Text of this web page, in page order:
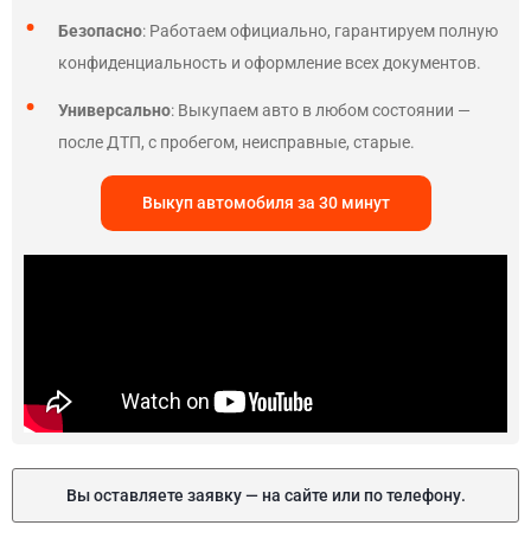
Безопасно: Работаем официально, гарантируем полную
конфиденциальность и оформление всех документов.
Универсально: Выкупаем авто в любом состоянии —
после ДТП, с пробегом, неисправные, старые.
Выкуп автомобиля за 30 минут
Вы оставляете заявку — на сайте или по телефону.